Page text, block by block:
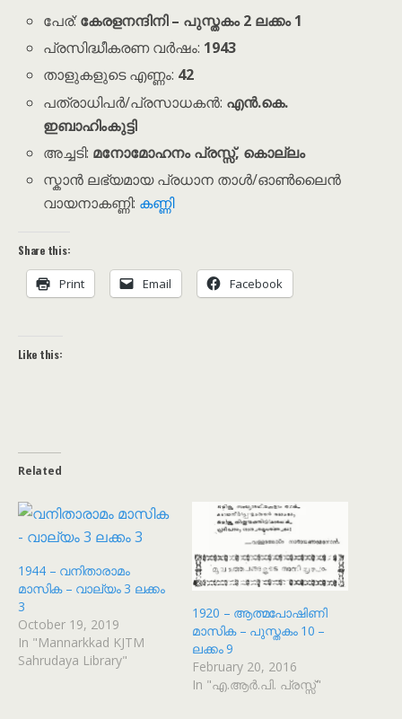
പേര്:കേരളനന്ദിനി – പുസ്തകം 2 ലക്കം 1
പ്രസിദ്ധീകരണ വർഷം: 1943
താളുകളുടെ എണ്ണം: 42
പത്രാധിപർ/പ്രസാധകൻ: എൻ.കെ.
ഇബാഹിം‌കുട്ടി
അച്ചടി: മനോമോഹനം പ്രസ്സ്, കൊല്ലം
സ്കാൻ ലഭ്യമായ പ്രധാന താൾ/ഓൺലൈൻ
വായനാകണ്ണി: കണ്ണി
Share this:
Print Email Facebook
Like this:
Related
1944 – വനിതാരാമം
മാസിക – വാല്യം 3 ലക്കം
3
October 19, 2019
In "Mannarkkad KJTM
Sahrudaya Library"
1920 – ആത്മപോഷിണി
മാസിക – പുസ്തകം 10 –
ലക്കം 9
February 20, 2016
In "എ.ആർ.പി. പ്രസ്സ്"